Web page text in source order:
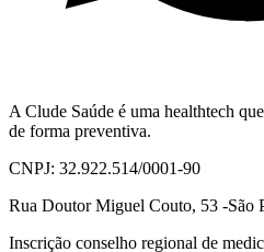
A Clude Saúde é uma healthtech
de forma preventiva.
CNPJ: 32.922.514/0001-90
Rua Doutor Miguel Couto, 53 -São
Inscrição conselho regional de